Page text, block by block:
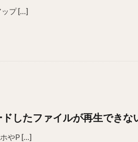
ップ […]
したファイルが再生できな
やP […]